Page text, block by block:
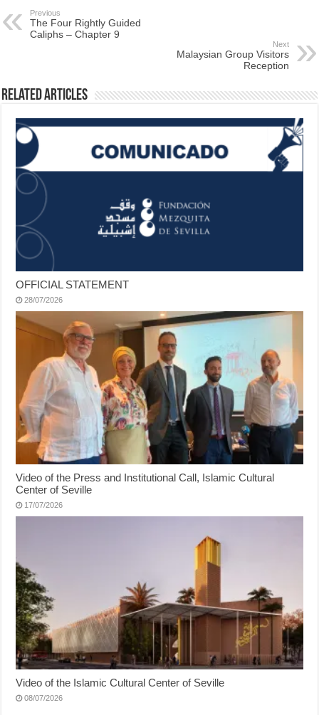
Previous
The Four Rightly Guided
Caliphs – Chapter 9
Next
Malaysian Group Visitors
Reception
Related Articles
OFFICIAL STATEMENT
28/07/2026
Video of the Press and Institutional Call, Islamic Cultural
Center of Seville
17/07/2026
Video of the Islamic Cultural Center of Seville
08/07/2026